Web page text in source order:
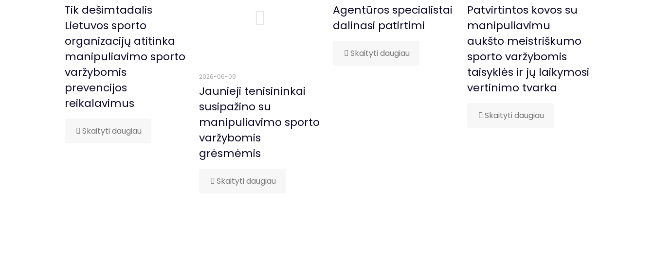
Tik dešimtadalis
Lietuvos sporto
organizacijų atitinka
manipuliavimo sporto
varžybomis
prevencijos
reikalavimus
Skaityti daugiau
2026-06-09
Jaunieji tenisininkai
susipažino su
manipuliavimo sporto
varžybomis
grėsmėmis
Skaityti daugiau
Agentūros specialistai
dalinasi patirtimi
Skaityti daugiau
Patvirtintos kovos su
manipuliavimu
aukšto meistriškumo
sporto varžybomis
taisyklės ir jų laikymosi
vertinimo tvarka
Skaityti daugiau